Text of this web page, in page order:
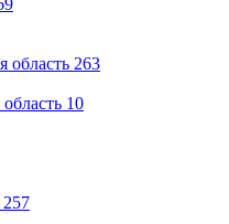
область 263
10
257